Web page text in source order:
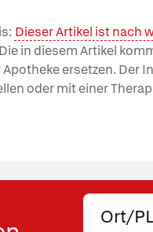
Dieser Artikel ist nach
in diesem Artikel
ersetzen. Der
oder mit einer
Ort,